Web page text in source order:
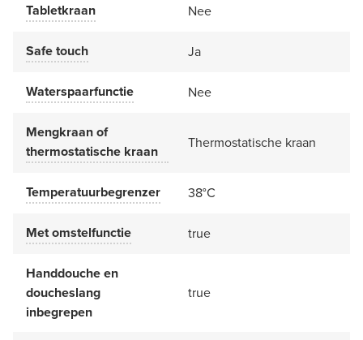
Tabletkraan Nee
Safe touch Ja
Waterspaarfunctie Nee
Mengkraan of
thermostatische kraan
Thermostatische kraan
Temperatuurbegrenzer 38°C
Met omstelfunctie true
Handdouche en
doucheslang
inbegrepen
true